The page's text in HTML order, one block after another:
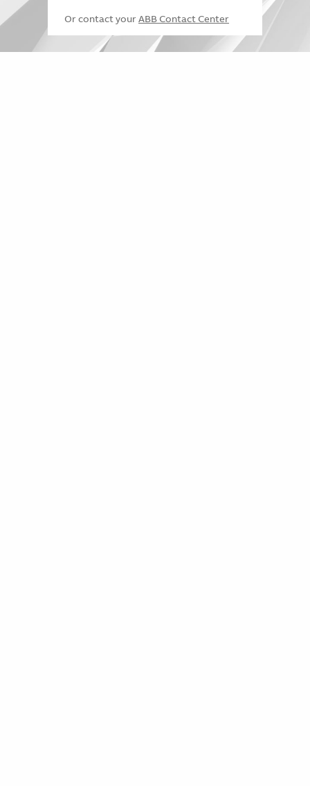
Or contact your ABB Contact Center